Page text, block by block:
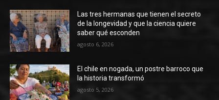
Las tres hermanas que tienen el secreto
de la longevidad y que la ciencia quiere
saber qué esconden
agosto 6, 2026
El chile en nogada, un postre barroco que
la historia transformó
agosto 5, 2026